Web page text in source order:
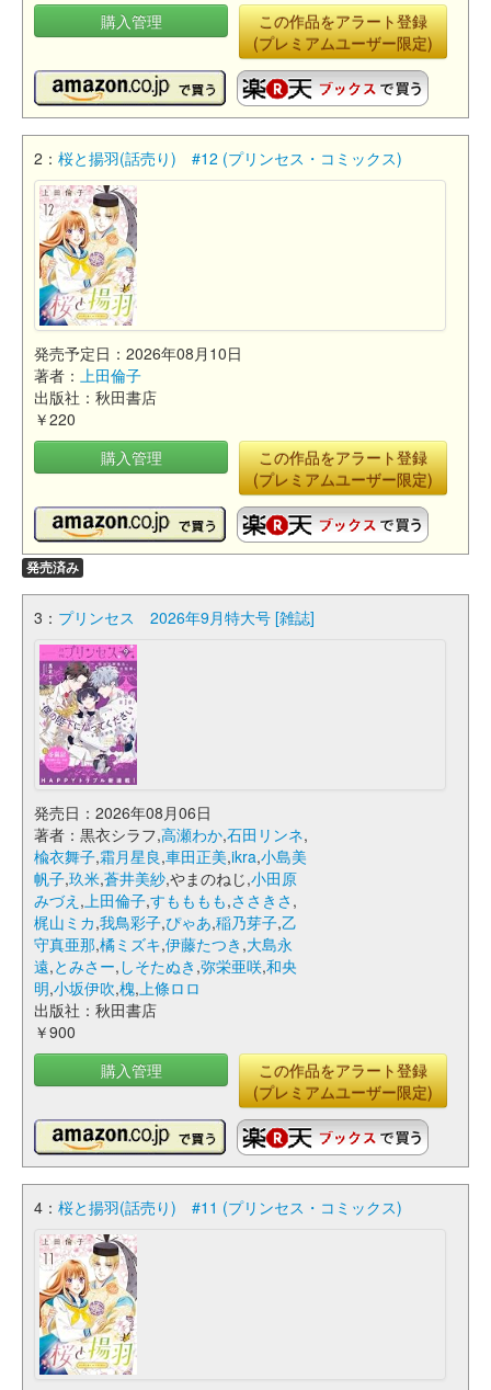
購入管理
この作品をアラート登録
(プレミアムユーザー限定)
2： 桜と揚羽(話売り) #12 (プリンセス・コミックス)
発売予定日：2026年08月10日
著者： 上田倫子
出版社：秋田書店
￥220
購入管理
この作品をアラート登録
(プレミアムユーザー限定)
発売済み
3： プリンセス 2026年9月特大号 [雑誌]
発売日：2026年08月06日
著者：黒衣シラフ,高瀬わか,石田リンネ,
楡衣舞子,霜月星良,車田正美,ikra,小島美
帆子,玖米,蒼井美紗,やまのねじ,小田原
みづえ ,上田倫子,すもももも,ささきさ ,
梶山ミカ,我鳥彩子,ぴゃあ,稲乃芽子,乙
守真亜那,橘ミズキ,伊藤たつき ,大島永
遠,とみさー, しそたぬき ,弥栄亜咲,和央
明,小坂伊吹,槐,上條ロロ
出版社：秋田書店
￥900
購入管理
この作品をアラート登録
(プレミアムユーザー限定)
4： 桜と揚羽(話売り) #11 (プリンセス・コミックス)